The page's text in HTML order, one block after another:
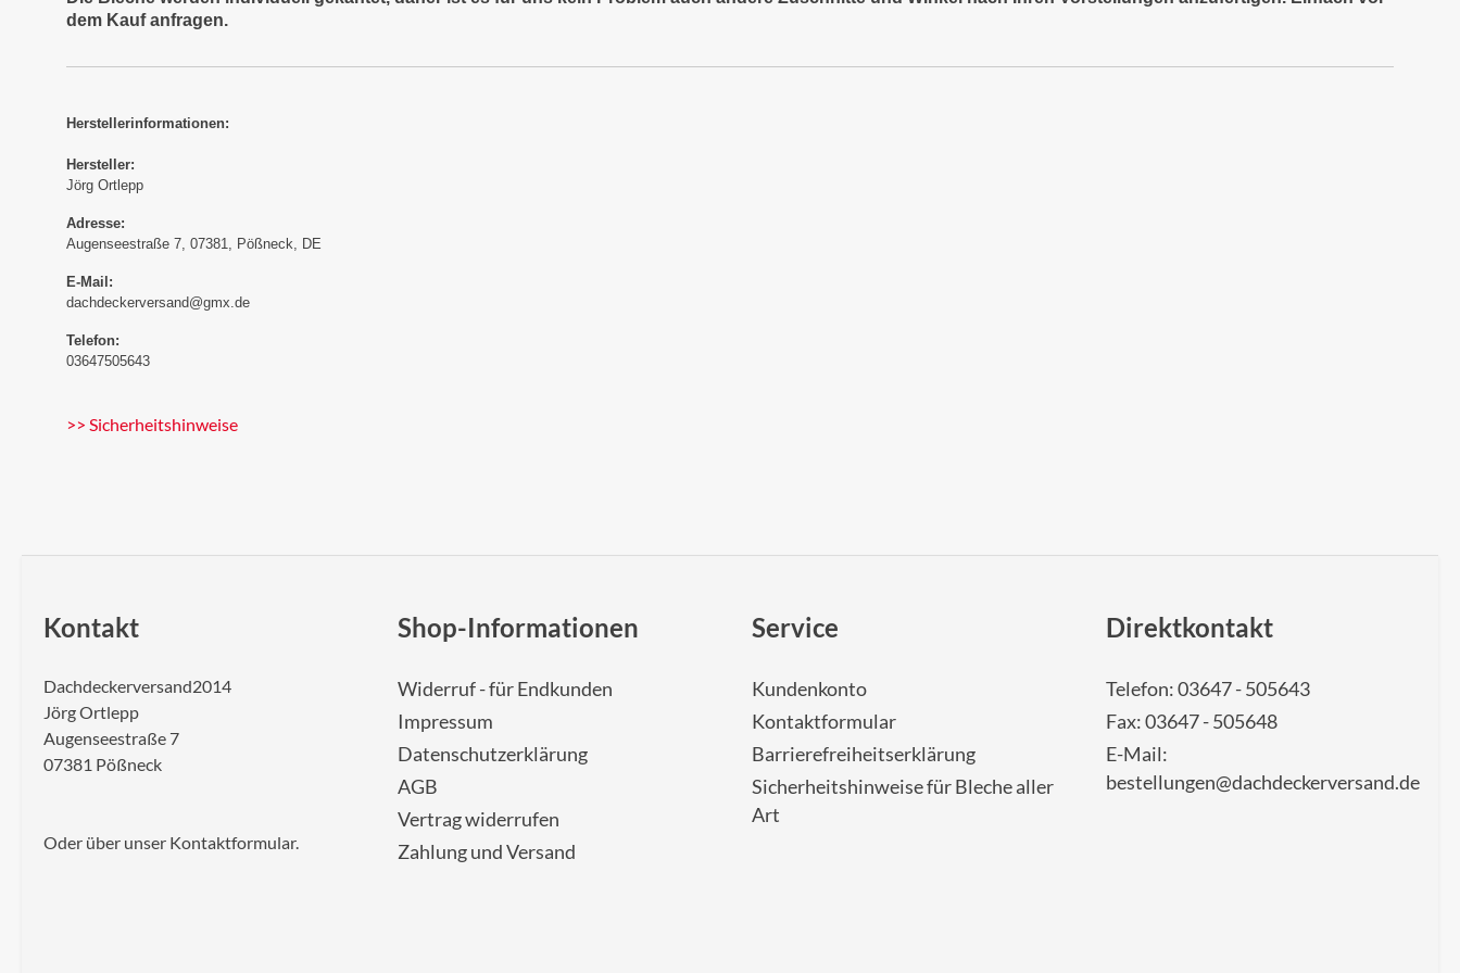
dem Kauf anfragen.
Herstellerinformationen:
Hersteller:
Jörg Ortlepp
Adresse:
Augenseestraße 7, 07381, Pößneck, DE
E-Mail:
dachdeckerversand@gmx.de
Telefon:
03647505643
>> Sicherheitshinweise
Kontakt
Dachdeckerversand2014
Jörg Ortlepp
Augenseestraße 7
07381 Pößneck
Oder über unser Kontaktformular.
Shop-Informationen
Widerruf - für Endkunden
Impressum
Datenschutzerklärung
AGB
Vertrag widerrufen
Zahlung und Versand
Service
Kundenkonto
Kontaktformular
Barrierefreiheitserklärung
Sicherheitshinweise für Bleche aller
Art
Direktkontakt
Telefon: 03647 - 505643
Fax: 03647 - 505648
E-Mail:
bestellungen@dachdeckerversand.de